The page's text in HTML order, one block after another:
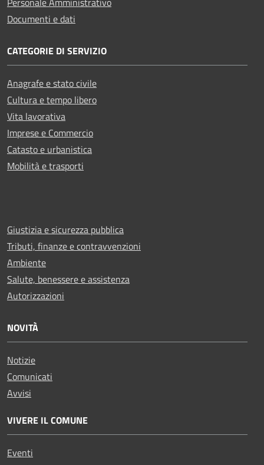
Documenti e dati
CATEGORIE DI SERVIZIO
Anagrafe e stato civile
Cultura e tempo libero
Vita lavorativa
Imprese e Commercio
Catasto e urbanistica
Mobilità e trasporti
Giustizia e sicurezza pubblica
Tributi, finanze e contravvenzioni
Ambiente
Salute, benessere e assistenza
Autorizzazioni
NOVITÀ
Notizie
Comunicati
Avvisi
VIVERE IL COMUNE
Eventi